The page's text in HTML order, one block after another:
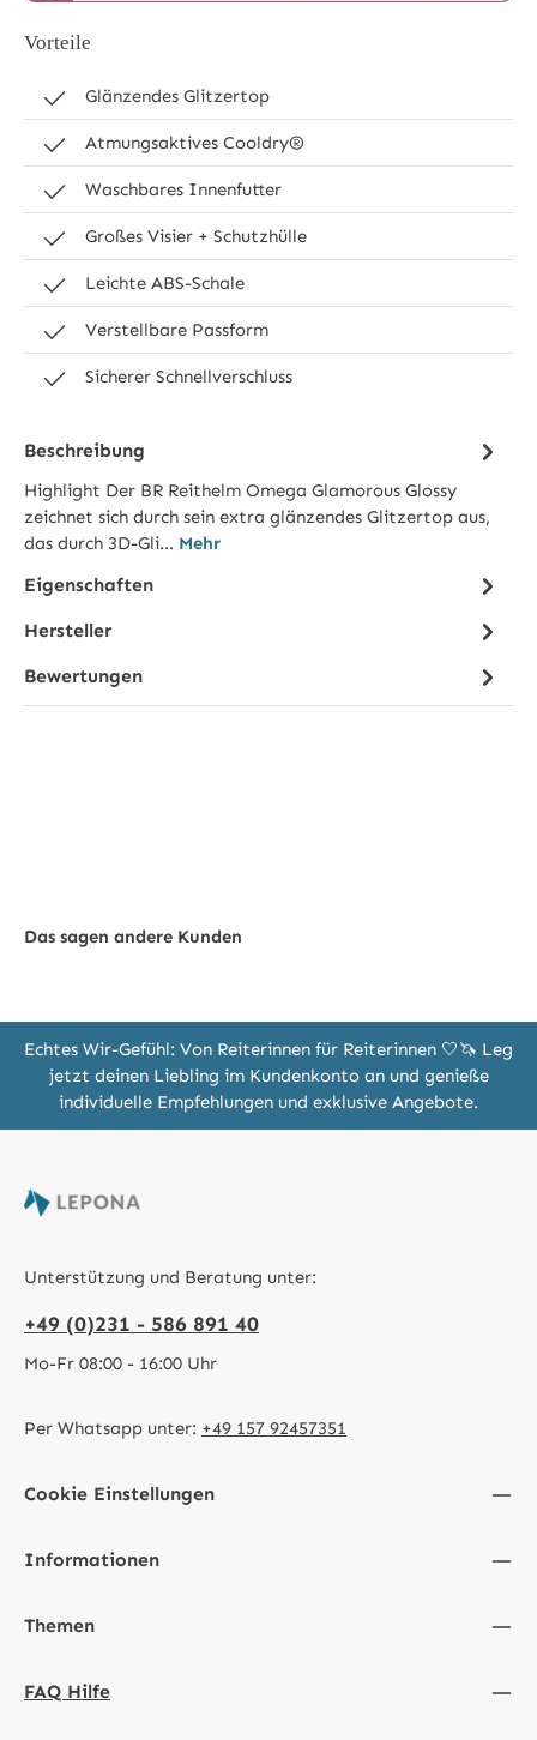
Vorteile
Glänzendes Glitzertop
Atmungsaktives Cooldry®
Waschbares Innenfutter
Großes Visier + Schutzhülle
Leichte ABS-Schale
Verstellbare Passform
Sicherer Schnellverschluss
Beschreibung
Highlight Der BR Reithelm Omega Glamorous Glossy
zeichnet sich durch sein extra glänzendes Glitzertop aus,
das durch 3D-Gli… Mehr
Eigenschaften
Hersteller
Bewertungen
Das sagen andere Kunden
Echtes Wir-Gefühl: Von Reiterinnen für Reiterinnen 🤍🦄 Leg
jetzt deinen Liebling im Kundenkonto an und genieße
individuelle Empfehlungen und exklusive Angebote.
Unterstützung und Beratung unter:
+49 (0)231 - 586 891 40
Mo-Fr 08:00 - 16:00 Uhr
Per Whatsapp unter: +49 157 92457351
Cookie Einstellungen
Informationen
Themen
FAQ Hilfe